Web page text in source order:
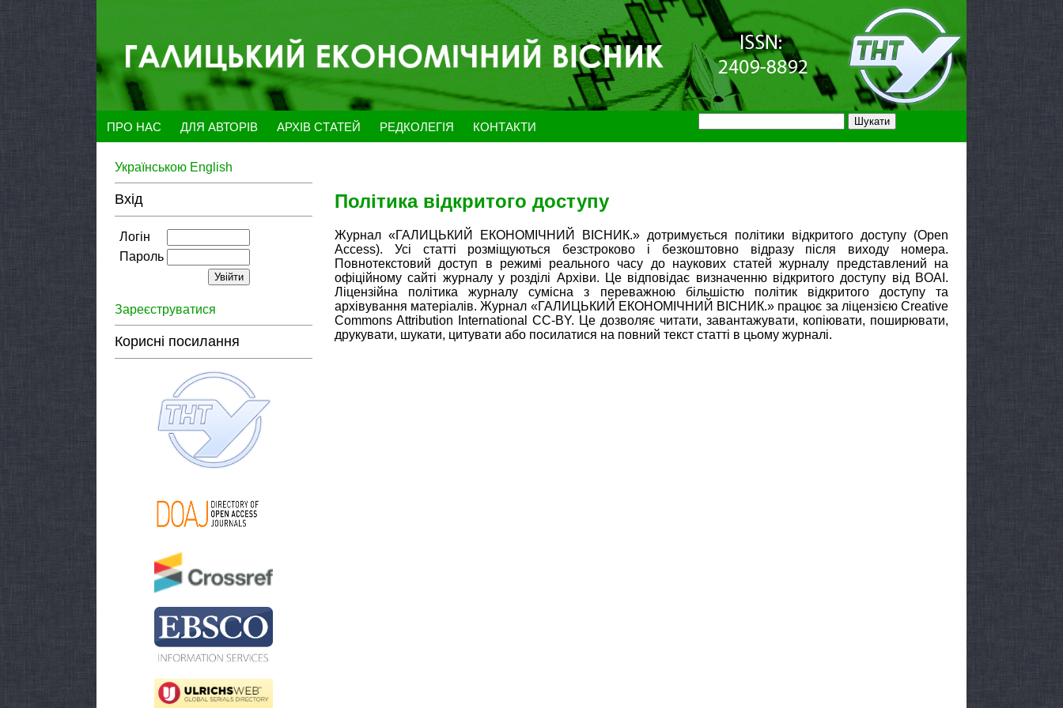
ПРО НАС ДЛЯ АВТОРІВ АРХІВ СТАТЕЙ РЕДКОЛЕГІЯ КОНТАКТИ
Українською English
Вхід
Логін
Пароль
Зареєструватися
Корисні посилання
Політика відкритого доступу
Журнал «ГАЛИЦЬКИЙ ЕКОНОМІЧНИЙ ВІСНИК.» дотримується політики відкритого доступу (Open
Access). Усі статті розміщуються безстроково і безкоштовно відразу після виходу номера.
Повнотекстовий доступ в режимі реального часу до наукових статей журналу представлений на
офіційному сайті журналу у розділі Архіви. Це відповідає визначенню відкритого доступу від BOAI.
Ліцензійна політика журналу сумісна з переважною більшістю політик відкритого доступу та
архівування матеріалів. Журнал «ГАЛИЦЬКИЙ ЕКОНОМІЧНИЙ ВІСНИК.» працює за ліцензією Creative
Commons Attribution International CC-BY. Це дозволяє читати, завантажувати, копіювати, поширювати,
друкувати, шукати, цитувати або посилатися на повний текст статті в цьому журналі.